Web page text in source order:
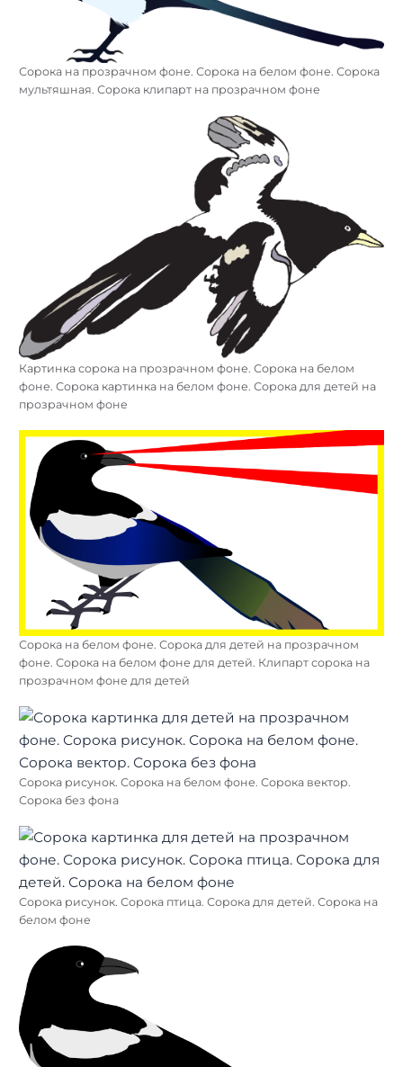
Сорока на прозрачном фоне. Сорока на белом фоне. Сорока
мультяшная. Сорока клипарт на прозрачном фоне
Картинка сорока на прозрачном фоне. Сорока на белом
фоне. Сорока картинка на белом фоне. Сорока для детей на
прозрачном фоне
Сорока на белом фоне. Сорока для детей на прозрачном
фоне. Сорока на белом фоне для детей. Клипарт сорока на
прозрачном фоне для детей
Сорока рисунок. Сорока на белом фоне. Сорока вектор.
Сорока без фона
Сорока рисунок. Сорока птица. Сорока для детей. Сорока на
белом фоне